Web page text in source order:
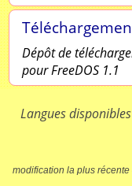
Dépôt de
pour FreeDOS 1.1
Langues
modification la plus